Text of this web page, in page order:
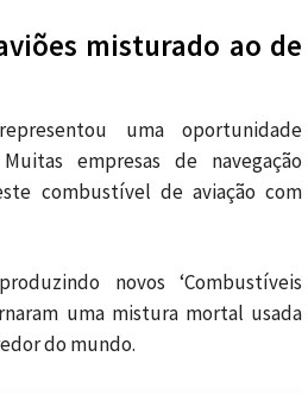
misturado ao de
uma oportunidade
empresas de navegação
combustível de aviação com
novos ‘Combustíveis
uma mistura mortal usada
do mundo.